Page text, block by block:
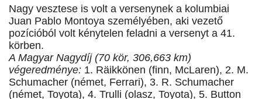
Nagy vesztese is volt a versenynek a kolumbiai
Juan Pablo Montoya személyében, aki vezető
pozícióból volt kénytelen feladni a versenyt a 41.
körben.
A Magyar Nagydíj (70 kör, 306,663 km)
végeredménye: 1. Räikkönen (finn, McLaren), 2. M.
Schumacher (német, Ferrari), 3. R. Schumacher
(német, Toyota), 4. Trulli (olasz, Toyota), 5. Button